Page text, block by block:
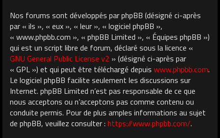
Nos forums sont développés par phpBB (désigné ci-après
par « ils », « eux », « leur », « logiciel phpBB »,
« www.phpbb.com », « phpBB Limited », « Équipes phpBB »)
qui est un script libre de forum, déclaré sous la licence «
GNU General Public License v2 » (désigné ci-après par
« GPL ») et qui peut être téléchargé depuis www.phpbb.com.
Le logiciel phpBB facilite seulement les discussions sur
Internet. phpBB Limited n’est pas responsable de ce que
nous acceptons ou n’acceptons pas comme contenu ou
conduite permis. Pour de plus amples informations au sujet
de phpBB, veuillez consulter : https://www.phpbb.com/.